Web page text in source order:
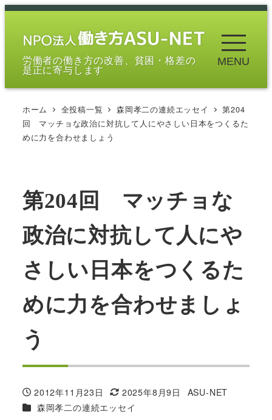
メ
労働者の働き方の改善、貧困・格差の
是正に寄与します
MENU
ホーム 全投稿一覧 森岡孝二の連続エッセイ
第204
回 マッチョな政治に対抗して人にやさしい日本をつくるた
めに力を合わせましょう
第204回 マッチョな
政治に対抗して人にや
さしい日本をつくるた
めに力を合わせましょ
う
投稿日
2012年11月23日
更新日
2025年8月9日
著
ASU-NET
カテゴリー
森岡孝二の連続エッセイ